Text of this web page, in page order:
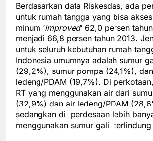
Berdasarkan data Riskesdas, ada
untuk rumah tangga yang bisa
minum ‘improved‘ 62,0 persen
menjadi 66,8 persen tahun 2013.
untuk seluruh kebutuhan rumah
Indonesia umumnya adalah sumur
(29,2%), sumur pompa (24,1%),
ledeng/PDAM (19,7%). Di
RT yang menggunakan air dari
(32,9%) dan air ledeng/PDAM
sedangkan di perdesaan lebih
menggunakan sumur gali